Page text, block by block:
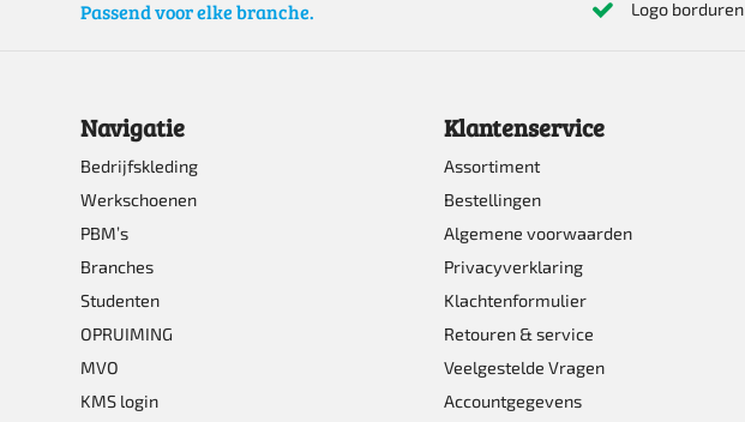
gekozen
worden
op
de
productpagina
Passend voor elke branche. Logo borduren
Navigatie
Bedrijfskleding
Werkschoenen
PBM’s
Branches
Studenten
OPRUIMING
MVO
KMS login
Klantenservice
Assortiment
Bestellingen
Algemene voorwaarden
Privacyverklaring
Klachtenformulier
Retouren & service
Veelgestelde Vragen
Accountgegevens